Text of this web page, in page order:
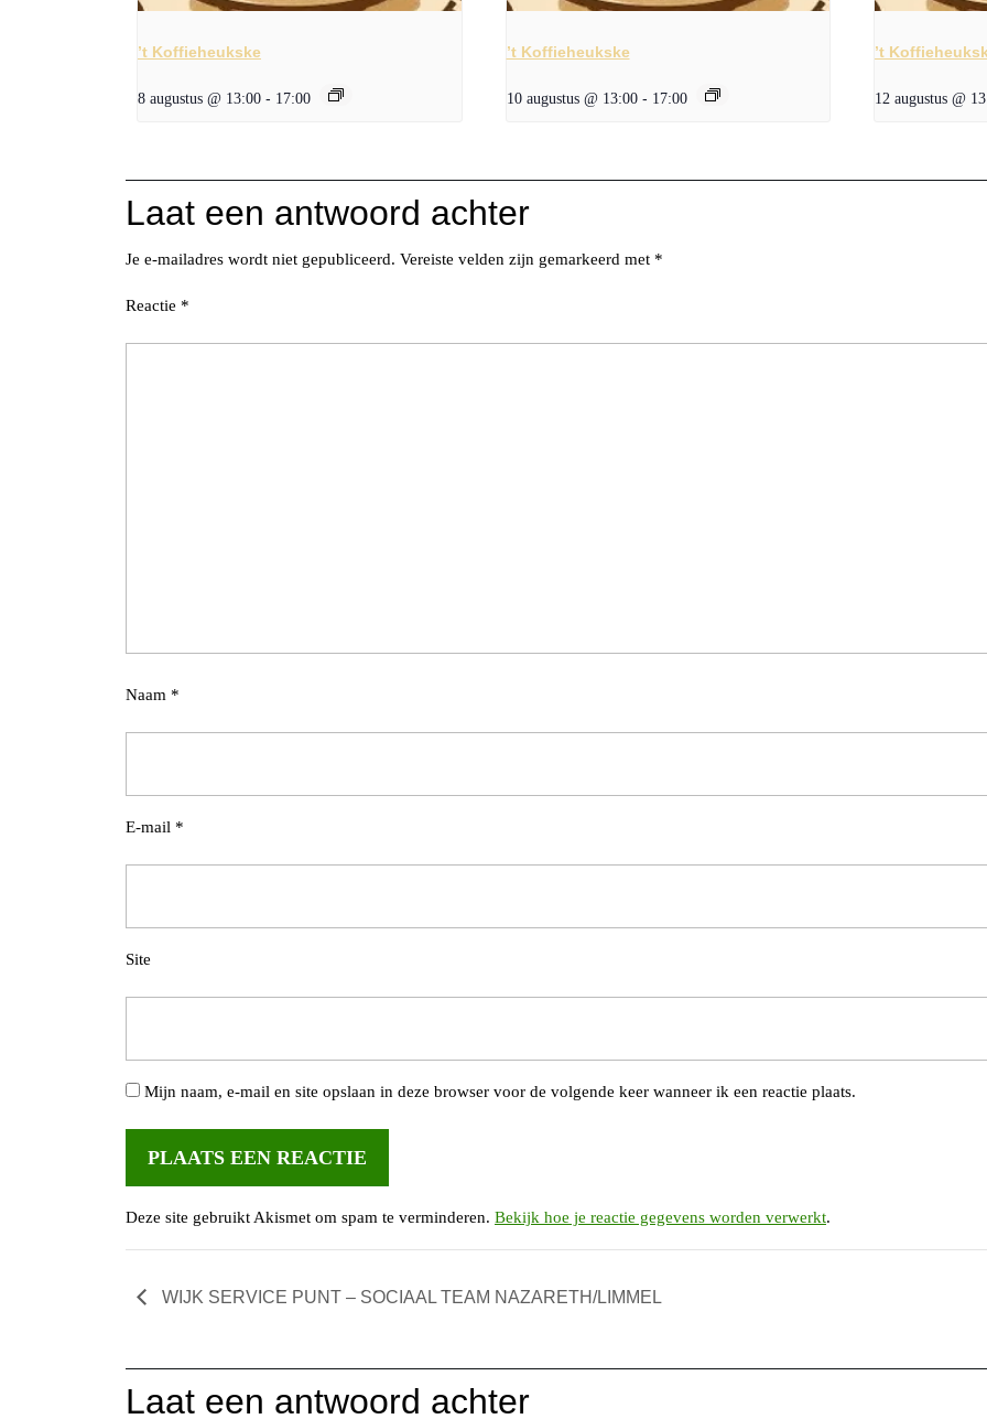
’t Koffieheukske
8 augustus @ 13:00 - 17:00
’t Koffieheukske
10 augustus @ 13:00 - 17:00
’t
12 augustus @
Laat een antwoord achter
Je e-mailadres wordt niet gepubliceerd. Vereiste velden zijn gemarkeerd met *
Reactie *
Naam *
E-mail *
Site
Mijn naam, e-mail en site opslaan in deze browser voor de volgende keer wanneer ik een reactie plaats.
Deze site gebruikt Akismet om spam te verminderen. Bekijk hoe je reactie gegevens worden verwerkt.
WIJK SERVICE PUNT – SOCIAAL TEAM NAZARETH/LIMMEL
Laat een antwoord achter